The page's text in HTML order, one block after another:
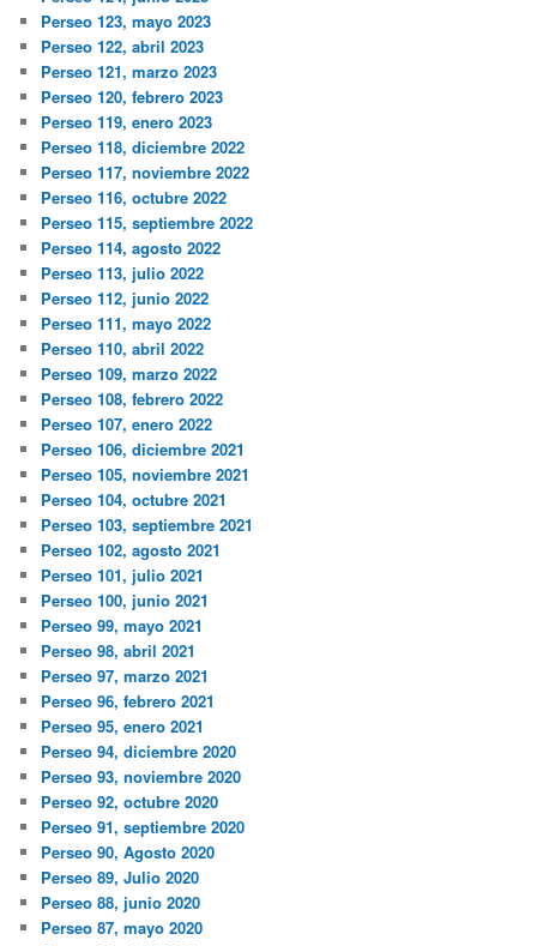
Perseo 123, mayo 2023
Perseo 122, abril 2023
Perseo 121, marzo 2023
Perseo 120, febrero 2023
Perseo 119, enero 2023
Perseo 118, diciembre 2022
Perseo 117, noviembre 2022
Perseo 116, octubre 2022
Perseo 115, septiembre 2022
Perseo 114, agosto 2022
Perseo 113, julio 2022
Perseo 112, junio 2022
Perseo 111, mayo 2022
Perseo 110, abril 2022
Perseo 109, marzo 2022
Perseo 108, febrero 2022
Perseo 107, enero 2022
Perseo 106, diciembre 2021
Perseo 105, noviembre 2021
Perseo 104, octubre 2021
Perseo 103, septiembre 2021
Perseo 102, agosto 2021
Perseo 101, julio 2021
Perseo 100, junio 2021
Perseo 99, mayo 2021
Perseo 98, abril 2021
Perseo 97, marzo 2021
Perseo 96, febrero 2021
Perseo 95, enero 2021
Perseo 94, diciembre 2020
Perseo 93, noviembre 2020
Perseo 92, octubre 2020
Perseo 91, septiembre 2020
Perseo 90, Agosto 2020
Perseo 89, Julio 2020
Perseo 88, junio 2020
Perseo 87, mayo 2020